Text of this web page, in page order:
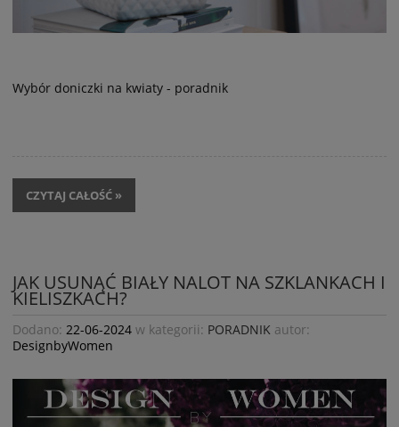
Wybór doniczki na kwiaty - poradnik
CZYTAJ CAŁOŚĆ »
JAK USUNĄĆ BIAŁY NALOT NA SZKLANKACH I
KIELISZKACH?
Dodano: 22-06-2024 w kategorii: PORADNIK autor:
DesignbyWomen